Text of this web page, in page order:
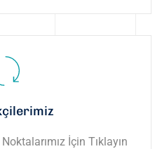
İçin Tıklayın